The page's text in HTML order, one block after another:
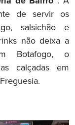
de servir os
salsichão e
não deixa a
Botafogo, o
calçadas em